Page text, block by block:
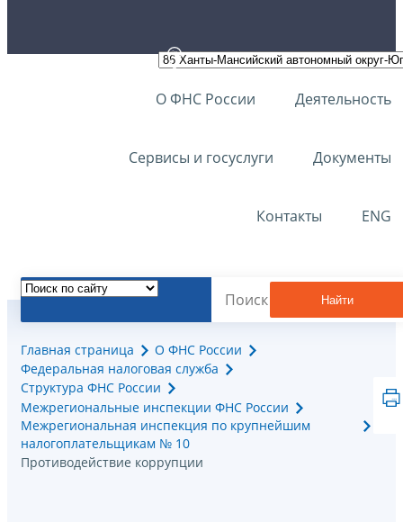
О ФНС России Деятельность
Сервисы и госуслуги Документы
Контакты ENG
Найти
Главная страница
О ФНС России
Федеральная налоговая служба
Структура ФНС России
Межрегиональные инспекции ФНС России
Межрегиональная инспекция по крупнейшим
налогоплательщикам № 10
Противодействие коррупции